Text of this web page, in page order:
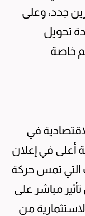
جدد، وعلى
تحويل
خاصة
في
أعلى في إعلان
التي تمس حركة
تأثير مباشر على
من